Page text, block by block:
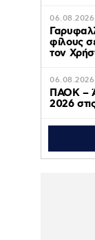
06.08.2026
φίλους
τον
ΠΑΟΚ –
2026